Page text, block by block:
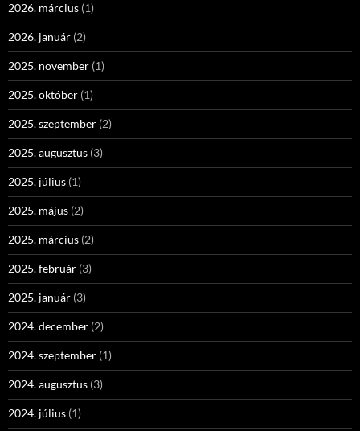
2026. március (1)
2026. január (2)
2025. november (1)
2025. október (1)
2025. szeptember (2)
2025. augusztus (3)
2025. július (1)
2025. május (2)
2025. március (2)
2025. február (3)
2025. január (3)
2024. december (2)
2024. szeptember (1)
2024. augusztus (3)
2024. július (1)